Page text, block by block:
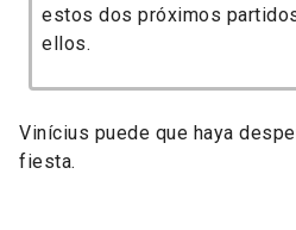
estos dos próximos
ellos.
Vinícius puede que haya
fiesta.